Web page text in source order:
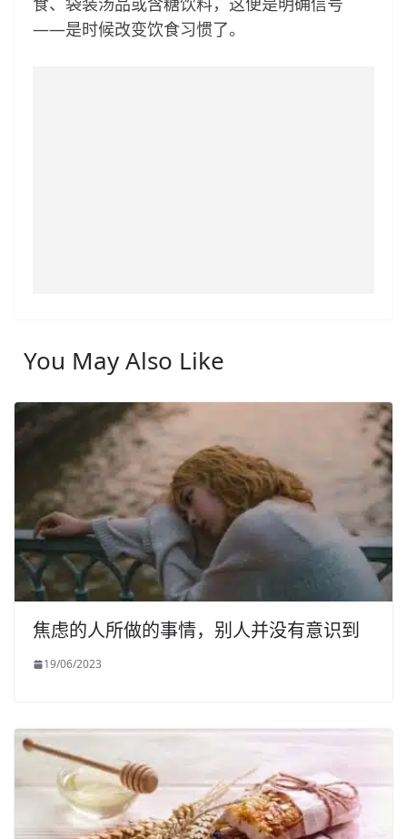
——是时候改变饮食习惯了。
You May Also Like
焦虑的人所做的事情，别人并没有意识到
19/06/2023